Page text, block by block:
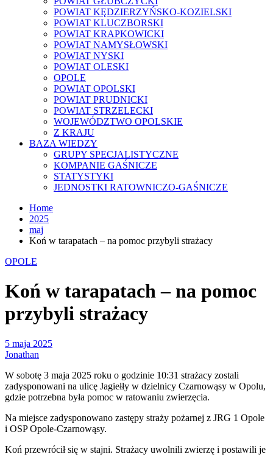
POWIAT KĘDZIERZYŃSKO-KOZIELSKI
POWIAT KLUCZBORSKI
POWIAT KRAPKOWICKI
POWIAT NAMYSŁOWSKI
POWIAT NYSKI
POWIAT OLESKI
OPOLE
POWIAT OPOLSKI
POWIAT PRUDNICKI
POWIAT STRZELECKI
WOJEWÓDZTWO OPOLSKIE
Z KRAJU
BAZA WIEDZY
GRUPY SPECJALISTYCZNE
KOMPANIE GAŚNICZE
STATYSTYKI
JEDNOSTKI RATOWNICZO-GAŚNICZE
Home
2025
maj
Koń w tarapatach – na pomoc przybyli strażacy
OPOLE
Koń w tarapatach – na pomoc
przybyli strażacy
5 maja 2025
Jonathan
W sobotę 3 maja 2025 roku o godzinie 10:31 strażacy zostali
zadysponowani na ulicę Jagiełły w dzielnicy Czarnowąsy w Opolu,
gdzie potrzebna była pomoc w ratowaniu zwierzęcia.
Na miejsce zadysponowano zastępy straży pożarnej z JRG 1 Opole
i OSP Opole-Czarnowąsy.
Koń przewrócił się w stajni. Strażacy uwolnili zwierzę i postawili je